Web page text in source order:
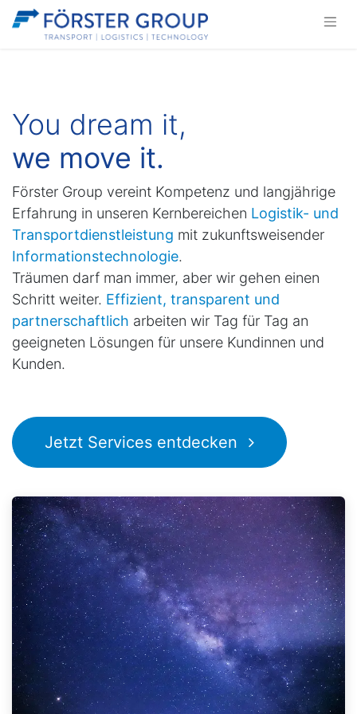
You dream it,
we move it.
Förster Group vereint Kompetenz und langjährige
Erfahrung in unseren Kernbereichen Logistik- und
Transportdienstleistung mit zukunftsweisender
Informationstechnologie.
Träumen darf man immer, aber wir gehen einen
Schritt weiter. Effizient, transparent und
partnerschaftlich arbeiten wir Tag für Tag an
geeigneten Lösungen für unsere Kundinnen und
Kunden.
Jetzt Services entdecken